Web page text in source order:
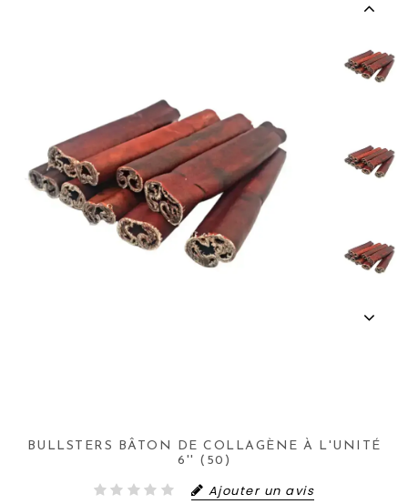
BULLSTERS BÂTON DE COLLAGÈNE À L'UNITÉ
6'' (50)
Ajouter un avis